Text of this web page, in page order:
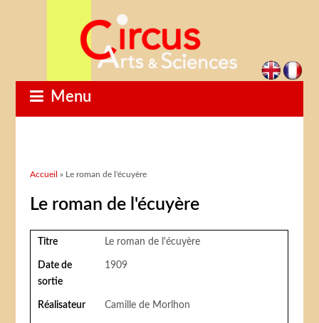
Menu
Vous êtes ici
Accueil » Le roman de l'écuyère
Le roman de l'écuyère
Titre Le roman de l'écuyère
Date de
sortie
1909
Réalisateur Camille de Morlhon